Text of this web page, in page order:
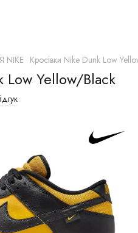
NIKE Кросівки Nike Dunk Low
Low Yellow/Black